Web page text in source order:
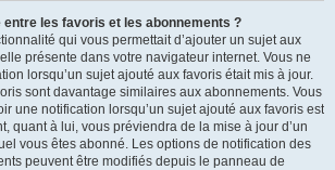
les favoris et les abonnements ?
qui vous permettait d’ajouter un sujet aux
présente dans votre navigateur internet. Vous ne
lorsqu’un sujet ajouté aux favoris était mis à jour.
sont davantage similaires aux abonnements. Vous
une notification lorsqu’un sujet ajouté aux favoris est
quant à lui, vous préviendra de la mise à jour d’un
vous êtes abonné. Les options de notification des
peuvent être modifiés depuis le panneau de